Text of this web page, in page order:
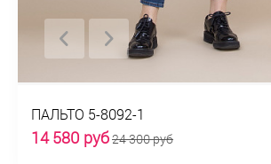
ПАЛЬТО 5-8092-1
14 580 руб24 300 руб